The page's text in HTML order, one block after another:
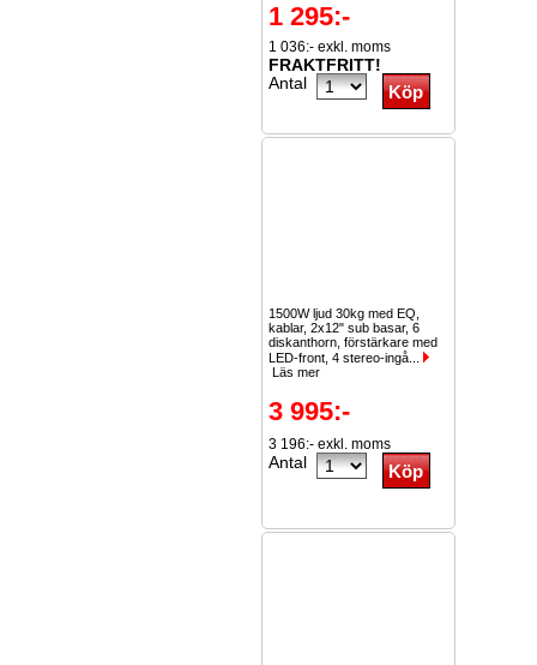
1 295:-
1 036:- exkl. moms
FRAKTFRITT!
Antal
1500W ljud 30kg med EQ,
kablar, 2x12" sub basar, 6
diskanthorn, förstärkare med
LED-front, 4 stereo-ingå...
Läs mer
3 995:-
3 196:- exkl. moms
Antal